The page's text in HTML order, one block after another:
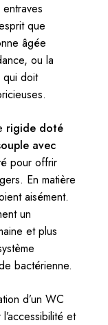
que
âgée
ou la
qui doit
rigide doté
avec
pour offrir
En matière
aisément.
un
et plus
bactérienne.
d’un WC
et